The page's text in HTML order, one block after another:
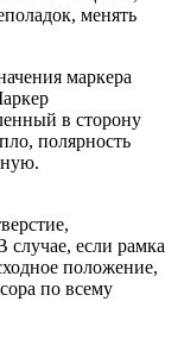
менять
маркера
в сторону
полярность
случае, если рамка
положение,
по всему